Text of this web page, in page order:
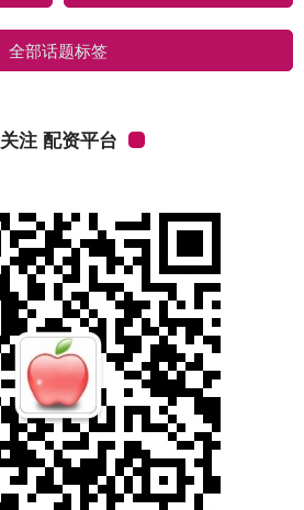
全部话题标签
关注 配资平台